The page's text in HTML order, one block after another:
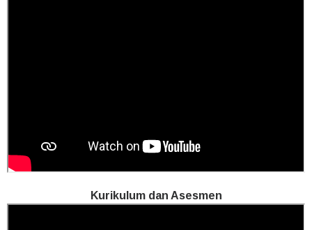
Kurikulum dan Asesmen